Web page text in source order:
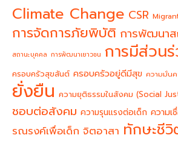
Climate Change CSR
การจัดการภัยพิบัติ การพัฒนาส
สถานะบุคคล การพัฒนาเยาวชน การมีส่วน
ครอบครัวสุขสันต์ ครอบครัวอยู่ดีมีสุข ความมั่นค
ยั่งยืน ความยุติธรรมในสังคม (Social
ชอบต่อสังคม ความรุนแรงต่อเด็ก ความ
รณรงค์เพื่อเด็ก จิตอาสา ทักษะชีวิ